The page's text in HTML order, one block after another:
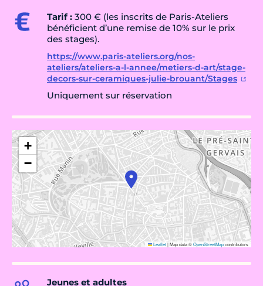
Tarif : 300 € (les inscrits de Paris-Ateliers
bénéficient d’une remise de 10% sur le prix
des stages).
https://www.paris-ateliers.org/nos-
ateliers/ateliers-a-l-annee/metiers-d-art/stage-
decors-sur-ceramiques-julie-brouant/Stages
Uniquement sur réservation
+
−
Leaflet|Map data ©OpenStreetMapcontributors
Jeunes et adultes